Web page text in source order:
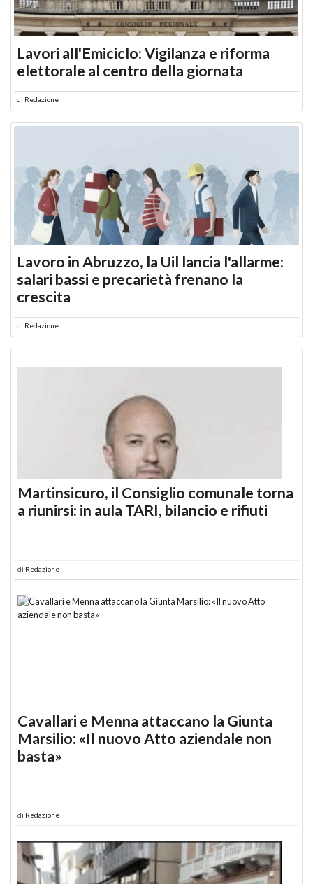
Lavori all'Emiciclo: Vigilanza e riforma
elettorale al centro della giornata
di Redazione
Lavoro in Abruzzo, la Uil lancia l'allarme:
salari bassi e precarietà frenano la
crescita
di Redazione
Martinsicuro, il Consiglio comunale torna
a riunirsi: in aula TARI, bilancio e rifiuti
di Redazione
Cavallari e Menna attaccano la Giunta
Marsilio: «Il nuovo Atto aziendale non
basta»
di Redazione